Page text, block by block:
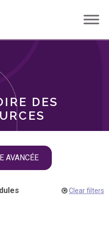
DES
AVANCÉE
Clear filters